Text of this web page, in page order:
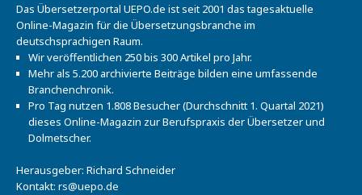
Das Übersetzerportal UEPO.de ist seit 2001 das tagesaktuelle
Online-Magazin für die Übersetzungsbranche im
deutschsprachigen Raum.
Wir veröffentlichen 250 bis 300 Artikel pro Jahr.
Mehr als 5.200 archivierte Beiträge bilden eine umfassende
Branchenchronik.
Pro Tag nutzen 1.808 Besucher (Durchschnitt 1. Quartal 2021)
dieses Online-Magazin zur Berufspraxis der Übersetzer und
Dolmetscher.
Herausgeber: Richard Schneider
Kontakt: rs@uepo.de